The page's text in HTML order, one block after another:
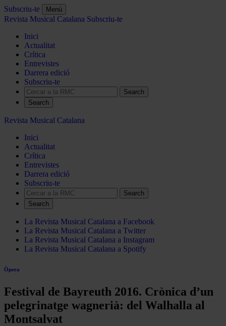
Subscriu-te Menú
Revista Musical Catalana Subscriu-te
Inici
Actualitat
Crítica
Entrevistes
Darrera edició
Subscriu-te
Search
Revista Musical Catalana
Inici
Actualitat
Crítica
Entrevistes
Darrera edició
Subscriu-te
Search
La Revista Musical Catalana a Facebook
La Revista Musical Catalana a Twitter
La Revista Musical Catalana a Instagram
La Revista Musical Catalana a Spotify
Òpera
Festival de Bayreuth 2016. Crònica d’un
pelegrinatge wagnerià: del Walhalla al
Montsalvat